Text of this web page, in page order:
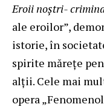
Eroii noștri-
ale eroilor”,
istorie, în
spirite mărețe
alții. Cele mai
opera